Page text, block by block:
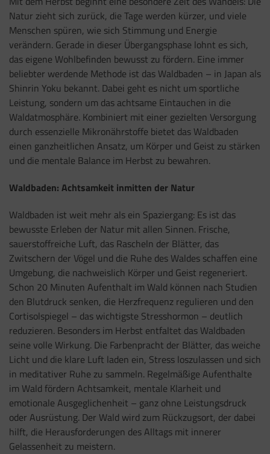
Natur zieht sich zurück, die Tage werden kürzer, und viele
Menschen spüren, wie sich Stimmung und Energie
verändern. Gerade in dieser Übergangsphase lohnt es sich,
das eigene Wohlbefinden bewusst zu fördern. Eine immer
beliebter werdende Methode ist das Waldbaden – in Japan als
Shinrin Yoku bekannt. Dabei geht es nicht um sportliche
Leistung, sondern um das achtsame Eintauchen in die
Waldatmosphäre. Kombiniert mit einer gezielten Versorgung
durch essenzielle Mikronährstoffe bietet das Waldbaden
einen ganzheitlichen Ansatz, um Körper und Geist zu stärken
und die mentale Balance im Herbst zu bewahren.
Waldbaden: Achtsamkeit inmitten der Natur
Waldbaden ist weit mehr als ein Spaziergang: Es ist das
bewusste Erleben der Natur mit allen Sinnen. Frische,
sauerstoffreiche Luft, das Rascheln der Blätter, das
Zwitschern der Vögel und die Ruhe des Waldes schaffen eine
Umgebung, die nachweislich Körper und Geist regeneriert.
Schon 20 Minuten Aufenthalt im Wald können nach Studien
den Blutdruck senken, die Herzfrequenz regulieren und den
Cortisolspiegel – das wichtigste Stresshormon – deutlich
reduzieren. Besonders im Herbst entfaltet das Waldbaden
seine volle Wirkung. Die Farbenpracht der Blätter, das weiche
Licht und die klare Luft laden ein, Stress loszulassen und sich
in meditativer Ruhe zu sammeln. Regelmäßige Aufenthalte
im Wald fördern Achtsamkeit, mentale Klarheit und
emotionale Ausgeglichenheit – ganz ohne Leistungsdruck
oder Ausrüstung. Der Wald wird zum Rückzugsort, der dabei
hilft, die Herausforderungen des Alltags mit innerer
Gelassenheit zu meistern.